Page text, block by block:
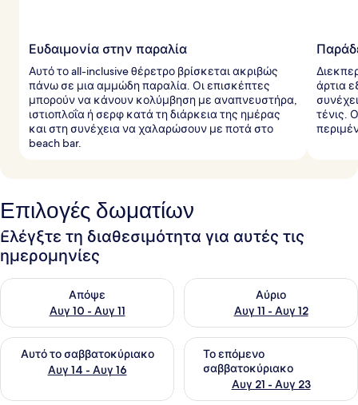
Ευδαιμονία στην παραλία
Αυτό το all-inclusive θέρετρο βρίσκεται ακριβώς
πάνω σε μια αμμώδη παραλία. Οι επισκέπτες
μπορούν να κάνουν κολύμβηση με αναπνευστήρα,
ιστιοπλοΐα ή σερφ κατά τη διάρκεια της ημέρας
και στη συνέχεια να χαλαρώσουν με ποτά στο
beach bar.
άρτια
τένις.
Επιλογές δωματίων
Ελέγξτε τη διαθεσιμότητα για αυτές τις
ημερομηνίες
Απόψε
Αυγ 10 - Αυγ 11
Έλεγχος διαθεσιμότητας για απόψε Αυγ 10 - Αυγ 11
Αύριο
Αυγ 11 - Αυγ 12
Έλεγχος διαθεσιμότητας
Αυτό το σαββατοκύριακο
Αυγ 14 - Αυγ 16
Έλεγχος διαθεσιμότητας για αυτό το σαββατοκύριακο Αυγ
Το επόμενο
σαββατοκύριακο
Αυγ 21 - Αυγ 23
Έλεγχος διαθεσιμότητας